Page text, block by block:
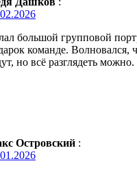
большой групповой
команде. Волновался,
но всё разглядеть
Островский :